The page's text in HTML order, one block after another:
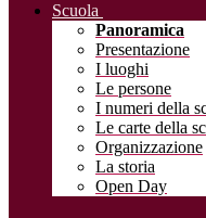
Scuola
Panoramica
Presentazione
I luoghi
Le persone
I numeri della
Le carte della
Organizzazione
La storia
Open Day